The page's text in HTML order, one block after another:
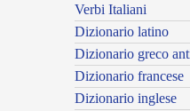
Verbi Italiani
Dizionario latino
Dizionario greco
Dizionario francese
Dizionario inglese